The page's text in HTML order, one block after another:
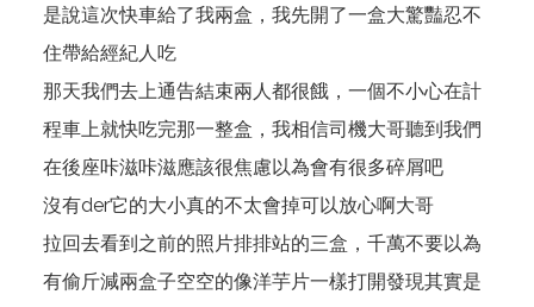
是說這次快車給了我兩盒，我先開了一盒大驚豔忍不
住帶給經紀人吃
那天我們去上通告結束兩人都很餓，一個不小心在計
程車上就快吃完那一整盒，我相信司機大哥聽到我們
在後座咔滋咔滋應該很焦慮以為會有很多碎屑吧
沒有der它的大小真的不太會掉可以放心啊大哥
拉回去看到之前的照片排排站的三盒，千萬不要以為
有偷斤減兩盒子空空的像洋芋片一樣打開發現其實是